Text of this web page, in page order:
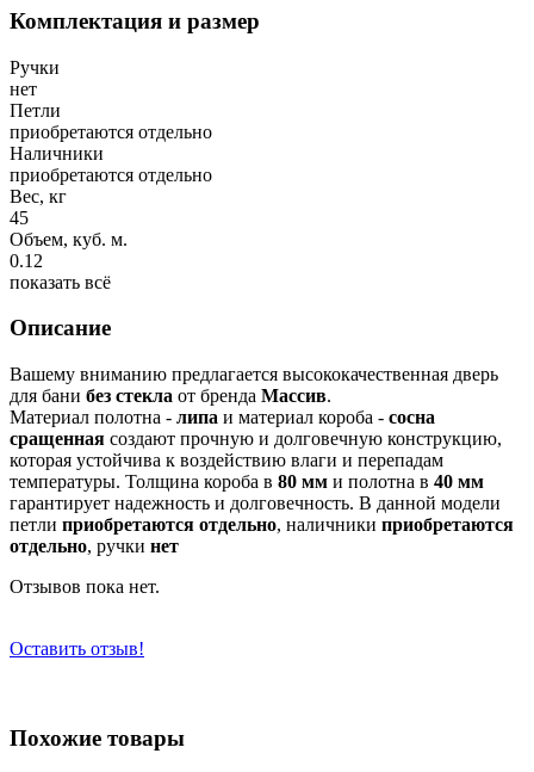
Комплектация и размер
Ручки
нет
Петли
приобретаются отдельно
Наличники
приобретаются отдельно
Вес, кг
45
Объем, куб. м.
0.12
показать всё
Описание
Вашему вниманию предлагается высококачественная дверь
для бани без стекла от бренда Массив.
Материал полотна - липа и материал короба - сосна
сращенная создают прочную и долговечную конструкцию,
которая устойчива к воздействию влаги и перепадам
температуры. Толщина короба в 80 мм и полотна в 40 мм
гарантирует надежность и долговечность. В данной модели
петли приобретаются отдельно, наличники приобретаются
отдельно, ручки нет
Отзывов пока нет.
Оставить отзыв!
Похожие товары